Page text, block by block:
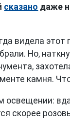
сказано даже
видела
Но,
камня.
освещении:
скорее